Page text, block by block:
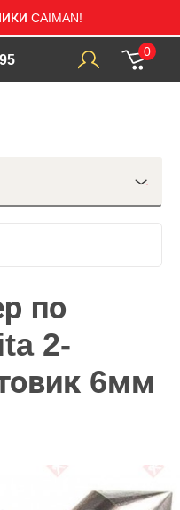
CAIMAN!
0
по
2-
6мм